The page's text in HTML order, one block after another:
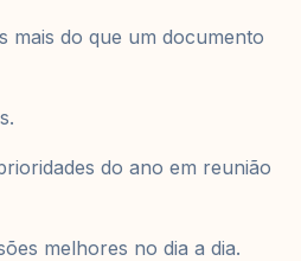
mais do que um documento
do ano em reunião
melhores no dia a dia.